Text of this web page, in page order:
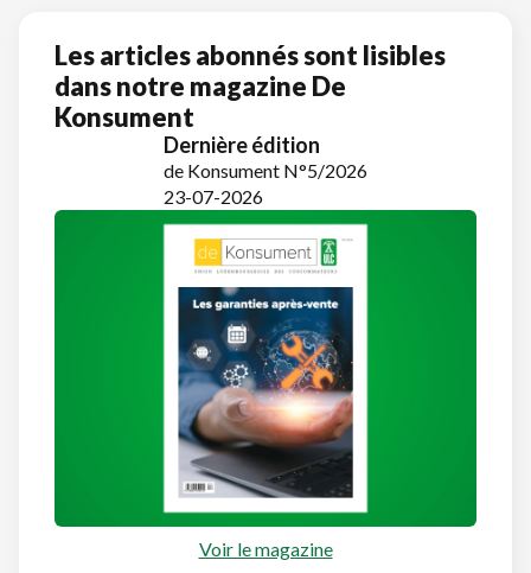
Les articles abonnés sont lisibles
dans notre magazine De
Konsument
Dernière édition
de Konsument N°5/2026
23-07-2026
Voir le magazine